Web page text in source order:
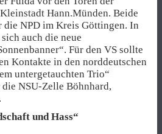
Hann.Münden. Beide
NPD im Kreis Göttingen. In
auch die neue
Für den VS sollte
Kontakte in den norddeutschen
untergetauchten Trio“
NSU-Zelle Böhnhard,
und Hass“